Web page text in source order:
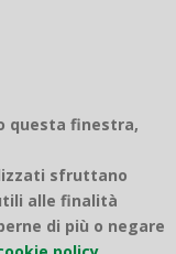
questa finestra,
sfruttano
alle finalità
di più o negare